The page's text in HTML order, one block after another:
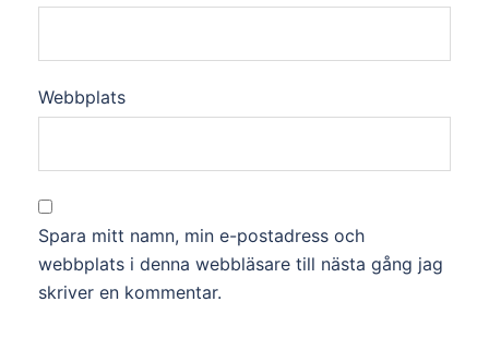
Webbplats
Spara mitt namn, min e-postadress och
webbplats i denna webbläsare till nästa gång jag
skriver en kommentar.